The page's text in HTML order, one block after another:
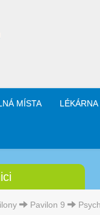
MÍSTA LÉKÁRNA
Pavilon 9